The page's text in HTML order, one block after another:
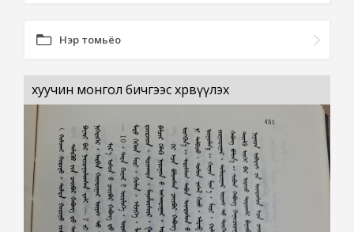
Нэр томьёо
хуучин монгол бичгээс хөрвүүлэх